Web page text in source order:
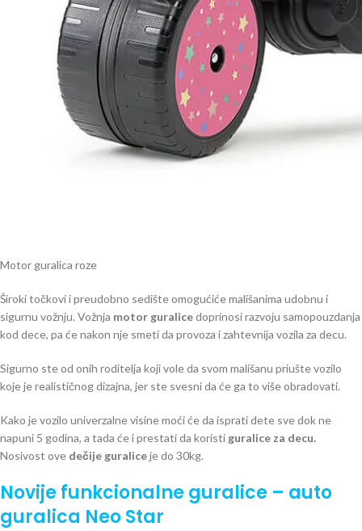
Motor guralica roze
Široki točkovi i preudobno sedište omogućiće mališanima udobnu i
sigurnu vožnju. Vožnja motor guralicedoprinosi razvoju samopouzdanja
kod dece, pa će nakon nje smeti da provoza i zahtevnija vozila za decu.
Sigurno ste od onih roditelja koji vole da svom mališanu priušte vozilo
koje je realističnog dizajna, jer ste svesni da će ga to više obradovati.
Kako je vozilo univerzalne visine moći će da isprati dete sve dok ne
napuni 5 godina, a tada će i prestati da koristi guralice za decu.
Nosivost ove dečije guraliceje do 30kg.
Novije funkcionalne guralice – auto
guralica Neo Star